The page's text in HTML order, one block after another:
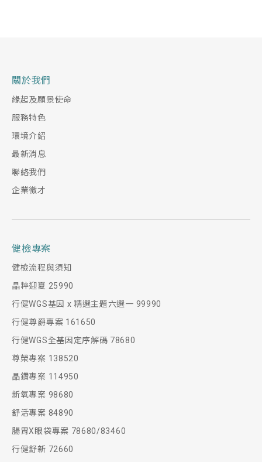
關於我們
緣起及願景使命
服務特色
環境介紹
最新消息
聯絡我們
企業徵才
健檢專案
健檢流程與須知
晶粹迎夏 25990
行健WGS基因 x 精選主題六選一 99990
行健尊爵專案 161650
行健WGS全基因定序解碼 78680
尊榮專案 138520
晶鑽專案 114950
新氧專案 98680
舒活專案 84890
腸胃X眼袋專案 78680/83460
行健舒新 72660